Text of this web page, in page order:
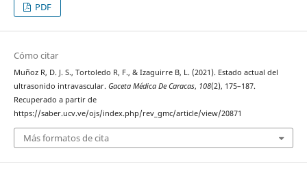
PDF
Cómo citar
Muñoz R, D. J. S., Tortoledo R, F., & Izaguirre B, L. (2021). Estado actual del
ultrasonido intravascular. Gaceta Médica De Caracas, 108(2), 175–187.
Recuperado a partir de
https://saber.ucv.ve/ojs/index.php/rev_gmc/article/view/20871
Más formatos de cita